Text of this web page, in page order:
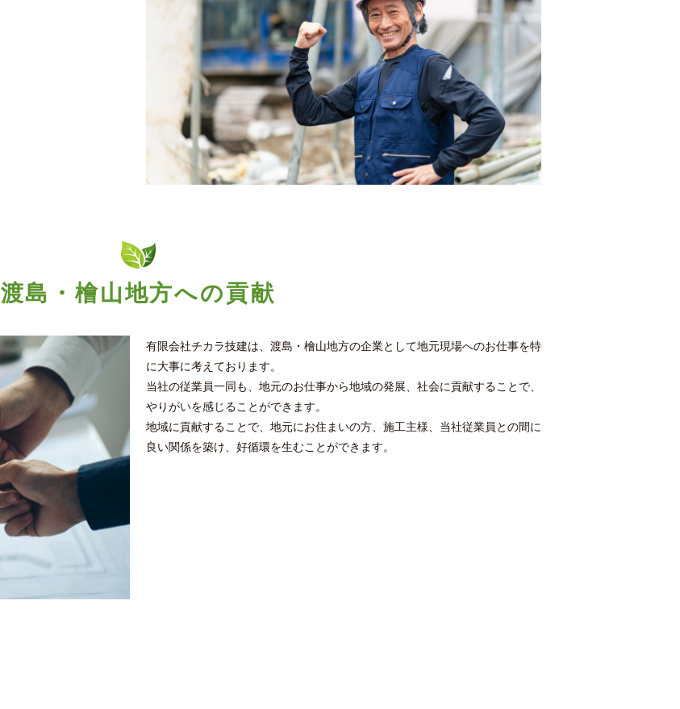
渡島・檜山地方への貢献
有限会社チカラ技建は、渡島・檜山地方の企業として地元現場へのお仕事を特
に大事に考えております。
当社の従業員一同も、地元のお仕事から地域の発展、社会に貢献することで、
やりがいを感じることができます。
地域に貢献することで、地元にお住まいの方、施工主様、当社従業員との間に
良い関係を築け、好循環を生むことができます。